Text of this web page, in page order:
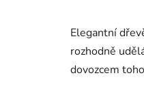
Elegantní
rozhodně
dovozcem